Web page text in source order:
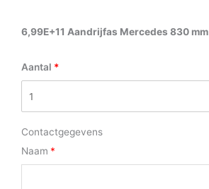
6,99E+11 Aandrijfas Mercedes 830 mm
Aantal
Contactgegevens
Naam